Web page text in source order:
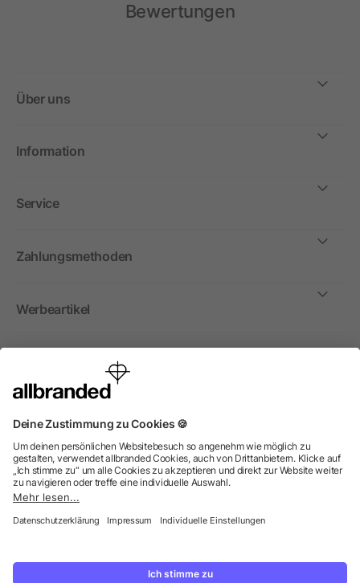
Bewertungen
Über uns
Information
Service
Zahlungsmethoden
Werbeartikel
International
Wir verkaufen Werbeartikel, Werbemittel und
Vereine. Alle Preise zzgl. MwSt.